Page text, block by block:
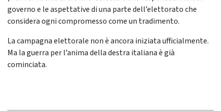
governo e le aspettative di una parte dell’elettorato che
considera ogni compromesso come un tradimento.
La campagna elettorale non è ancora iniziata ufficialmente.
Ma la guerra per l’anima della destra italiana è già
cominciata.